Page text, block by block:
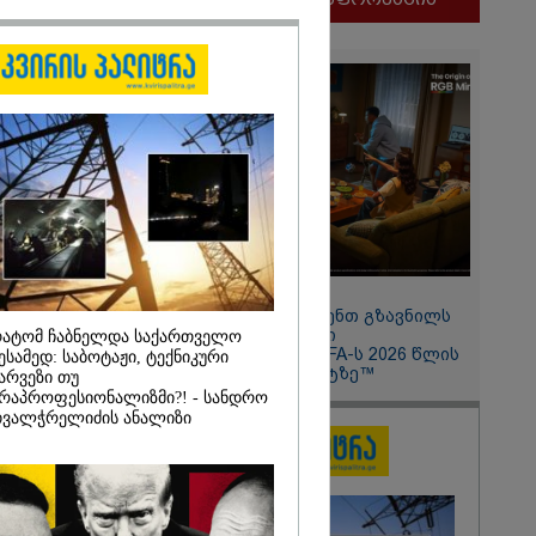
-
და
მათ
-
მიგრანტი,
ორსული
ჩადენილი
5-ჯერ
11:13 / 05-08-2026
Hisense წარმოგიდგენთ გზავნილს
"ინოვაციები უკეთესი
ცხოვრებისათვის" FIFA-ს 2026 წლის
მსოფლიო ჩემპიონატზე™
ჩაბნელდა საქართველო
საბოტაჟი, ტექნიკური
თუ
- სანდრო
ანალიზი